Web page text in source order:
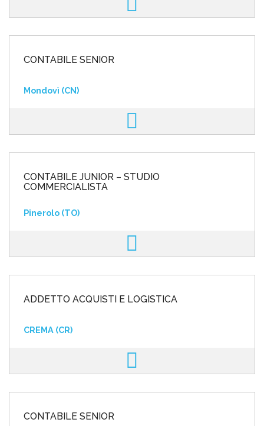
CONTABILE SENIOR
Mondovì (CN)
CONTABILE JUNIOR – STUDIO
COMMERCIALISTA
Pinerolo (TO)
ADDETTO ACQUISTI E LOGISTICA
CREMA (CR)
CONTABILE SENIOR